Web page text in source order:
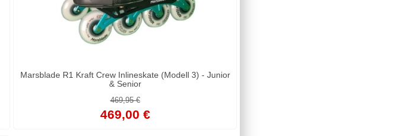
Marsblade R1 Kraft Crew Inlineskate (Modell 3) - Junior
& Senior
469,95 €
469,00 €